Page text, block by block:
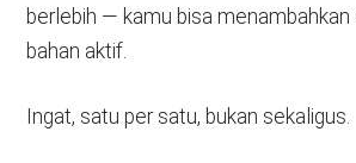
berlebih — kamu bisa menambahkan
bahan aktif.
Ingat, satu per satu, bukan sekaligus.